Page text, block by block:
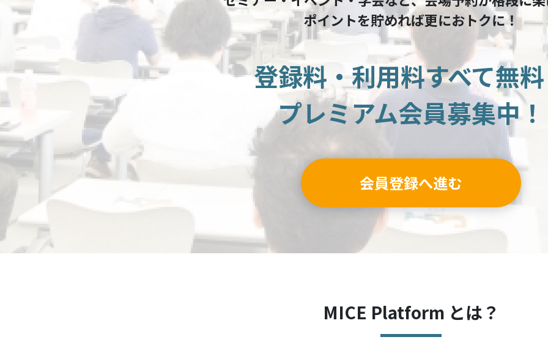
ポイントを貯めれば更におトクに！
登録料・利用料すべて無
プレミアム会員募集中！
会員登録へ進む
MICE Platform とは？